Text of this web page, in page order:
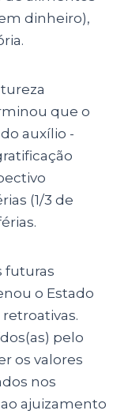
dinheiro),
que o
auxílio -
(1/3 de
futuras
o Estado
pelo
os valores
nos
ajuizamento